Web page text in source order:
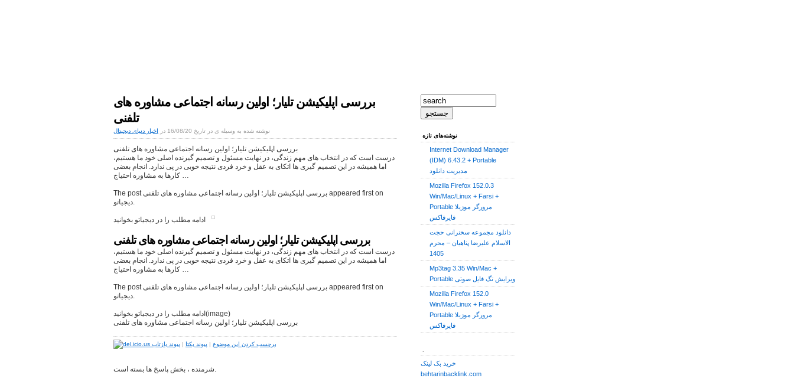
بررسی اپلیکیشن تلیار؛ اولین رسانه اجتماعی مشاوره های
تلفنی
نوشته شده به وسیله ی در تاریخ 16/08/20 در اخبار دنیای دیجیتال
بررسی اپلیکیشن تلیار؛ اولین رسانه اجتماعی مشاوره های تلفنی
درست است که در انتخاب های مهم زندگی، در نهایت مسئول و تصمیم گیرنده اصلی خود ما هستیم،
اما همیشه در این تصمیم گیری ها اتکای به عقل و خرد فردی نتیجه خوبی در پی ندارد. انجام بعضی
کارها به مشاوره احتیاج …
The post بررسی اپلیکیشن تلیار؛ اولین رسانه اجتماعی مشاوره های تلفنی appeared first on
دیجیاتو.
ادامه مطلب را در دیجیاتو بخوانید
بررسی اپلیکیشن تلیار؛ اولین رسانه اجتماعی مشاوره های تلفنی
درست است که در انتخاب های مهم زندگی، در نهایت مسئول و تصمیم گیرنده اصلی خود ما هستیم،
اما همیشه در این تصمیم گیری ها اتکای به عقل و خرد فردی نتیجه خوبی در پی ندارد. انجام بعضی
کارها به مشاوره احتیاج …
The post بررسی اپلیکیشن تلیار؛ اولین رسانه اجتماعی مشاوره های تلفنی appeared first on
دیجیاتو.
ادامه مطلب را در دیجیاتو بخوانید(image)
بررسی اپلیکیشن تلیار؛ اولین رسانه اجتماعی مشاوره های تلفنی
برچسب کردن این موضوع | پیوند یکتا | پیوند بازتاب
شرمنده ، بخش پاسخ ها بسته است.
نوشته‌های تازه
Internet Download Manager
(IDM) 6.43.2 + Portable
مدیریت دانلود
Mozilla Firefox 152.0.3
Win/Mac/Linux + Farsi +
Portable مرورگر موزیلا
فایرفاکس
دانلود مجموعه سخنرانی حجت
الاسلام علیرضا پناهیان – محرم
1405
Mp3tag 3.35 Win/Mac +
Portable ویرایش تگ فایل صوتی
Mozilla Firefox 152.0
Win/Mac/Linux + Farsi +
Portable مرورگر موزیلا
فایرفاکس
خرید بک لینک
behtarinbacklink.com